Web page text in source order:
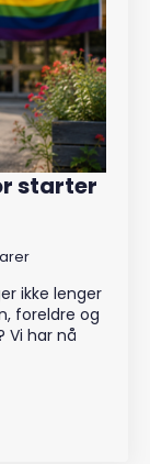
starter
ikke lenger
foreldre og
har nå